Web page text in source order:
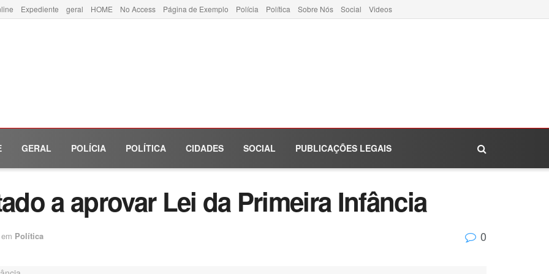
Expediente geral HOME No Access Página de Exemplo Polícia Política Sobre Nós Social Videos
GERAL POLÍCIA POLÍTICA CIDADES SOCIAL PUBLICAÇÕES LEGAIS
a aprovar Lei da Primeira Infância
em Política 0